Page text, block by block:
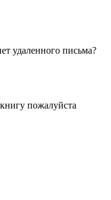
удаленного письма?
пожалуйста